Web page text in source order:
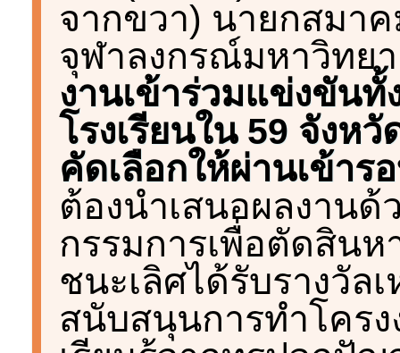
จากขวา) นายกสมา
จุฬาลงกรณ์มหาวิทย
งานเข้าร่วมแข่งขันทั้
โรงเรียนใน 59 จังห
คัดเลือกให้ผ่านเข้า
ต้องนำเสนอผลงาน
กรรมการเพื่อตัดสินห
ชนะเลิศได้รับรางวัล
สนับสนุนการทำโคร